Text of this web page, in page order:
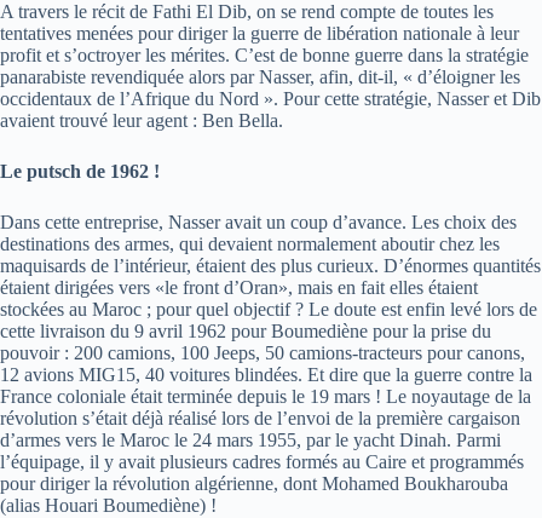
A travers le récit de Fathi El Dib, on se rend compte de toutes les
tentatives menées pour diriger la guerre de libération nationale à leur
profit et s’octroyer les mérites. C’est de bonne guerre dans la stratégie
panarabiste revendiquée alors par Nasser, afin, dit-il, « d’éloigner les
occidentaux de l’Afrique du Nord ». Pour cette stratégie, Nasser et Dib
avaient trouvé leur agent : Ben Bella.
Le putsch de 1962 !
Dans cette entreprise, Nasser avait un coup d’avance. Les choix des
destinations des armes, qui devaient normalement aboutir chez les
maquisards de l’intérieur, étaient des plus curieux. D’énormes quantités
étaient dirigées vers «le front d’Oran», mais en fait elles étaient
stockées au Maroc ; pour quel objectif ? Le doute est enfin levé lors de
cette livraison du 9 avril 1962 pour Boumediène pour la prise du
pouvoir : 200 camions, 100 Jeeps, 50 camions-tracteurs pour canons,
12 avions MIG15, 40 voitures blindées. Et dire que la guerre contre la
France coloniale était terminée depuis le 19 mars ! Le noyautage de la
révolution s’était déjà réalisé lors de l’envoi de la première cargaison
d’armes vers le Maroc le 24 mars 1955, par le yacht Dinah. Parmi
l’équipage, il y avait plusieurs cadres formés au Caire et programmés
pour diriger la révolution algérienne, dont Mohamed Boukharouba
(alias Houari Boumediène) !